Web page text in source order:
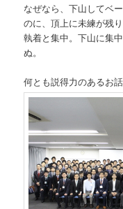
なぜなら、下山してベ
のに、頂上に未練が残
執着と集中。下山に集
ぬ。
何とも説得力のあるお話